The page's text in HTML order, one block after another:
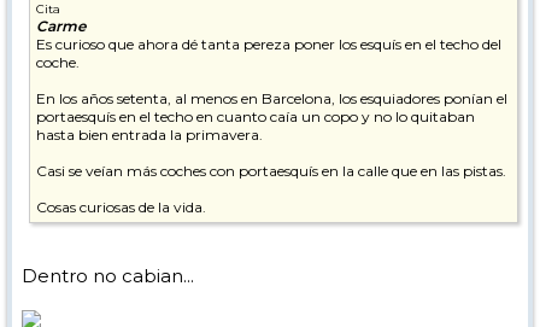
Cita
Carme
Es curioso que ahora dé tanta pereza poner los esquís en el techo del
coche.
En los años setenta, al menos en Barcelona, los esquiadores ponían el
portaesquís en el techo en cuanto caía un copo y no lo quitaban
hasta bien entrada la primavera.
Casi se veían más coches con portaesquís en la calle que en las pistas.
Cosas curiosas de la vida.
Dentro no cabian...